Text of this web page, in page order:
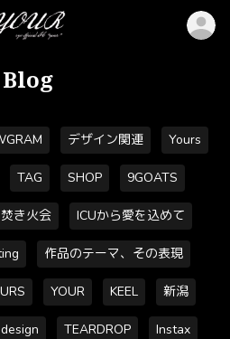
Blog
デザイン関連 Yours
TAG SHOP 9GOATS
焚き火会 ICUから愛を込めて
作品のテーマ、その表現
YOUR KEEL 新潟
design TEARDROP Instax